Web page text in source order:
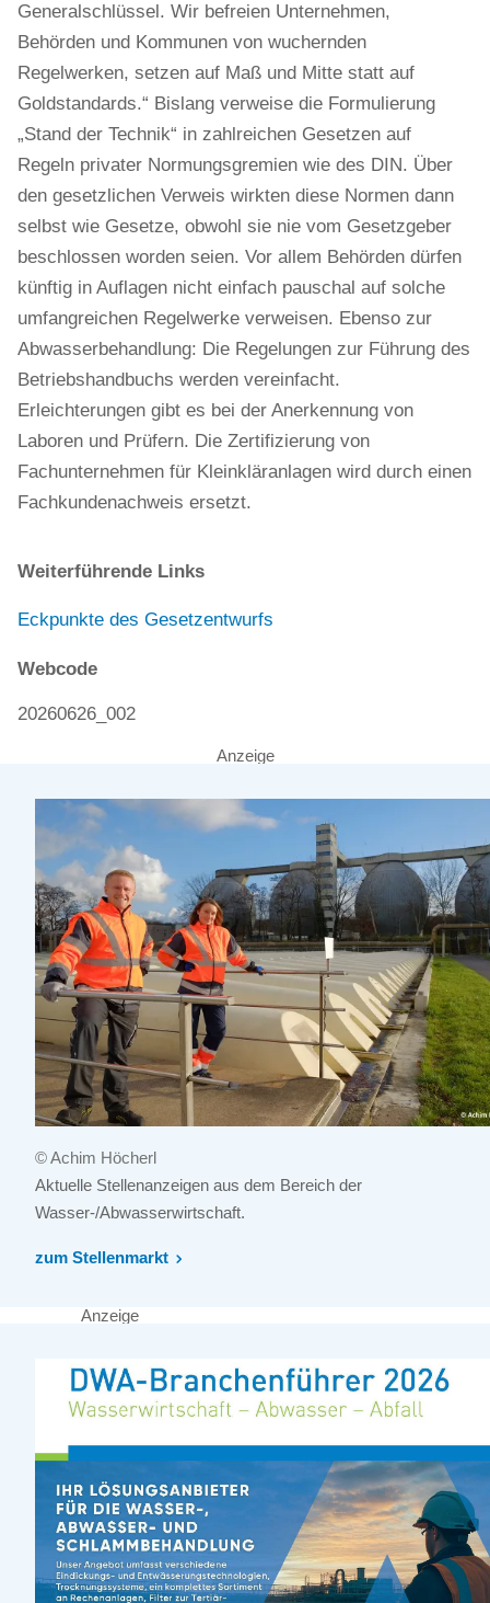
Generalschlüssel. Wir befreien Unternehmen,
Behörden und Kommunen von wuchernden
Regelwerken, setzen auf Maß und Mitte statt auf
Goldstandards.“ Bislang verweise die Formulierung
„Stand der Technik“ in zahlreichen Gesetzen auf
Regeln privater Normungsgremien wie des DIN. Über
den gesetzlichen Verweis wirkten diese Normen dann
selbst wie Gesetze, obwohl sie nie vom Gesetzgeber
beschlossen worden seien. Vor allem Behörden dürfen
künftig in Auflagen nicht einfach pauschal auf solche
umfangreichen Regelwerke verweisen. Ebenso zur
Abwasserbehandlung: Die Regelungen zur Führung des
Betriebshandbuchs werden vereinfacht.
Erleichterungen gibt es bei der Anerkennung von
Laboren und Prüfern. Die Zertifizierung von
Fachunternehmen für Kleinkläranlagen wird durch einen
Fachkundenachweis ersetzt.
Weiterführende Links
Eckpunkte des Gesetzentwurfs
Webcode
20260626_002
Anzeige
© Achim Höcherl
Aktuelle Stellenanzeigen aus dem Bereich der
Wasser-/Abwasserwirtschaft.
zum Stellenmarkt
Anzeige